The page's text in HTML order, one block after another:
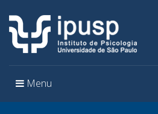
Toggle
Menu